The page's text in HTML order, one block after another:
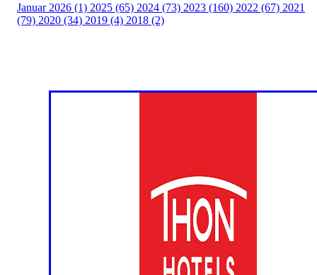
Januar 2026 (1) 2025 (65) 2024 (73) 2023 (160) 2022 (67) 2021
(79) 2020 (34) 2019 (4) 2018 (2)